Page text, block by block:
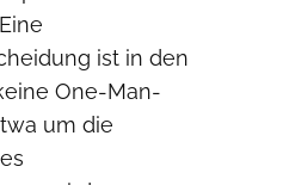
ist in den
One-Man-
um die